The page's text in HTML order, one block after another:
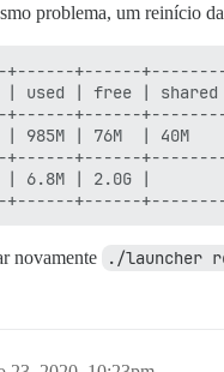
problema, um reinício
+------+------
| free | shared
+------+------
| 985M | 76M  |
+------+------
| 6.8M | 2.0G
novamente ./launcher